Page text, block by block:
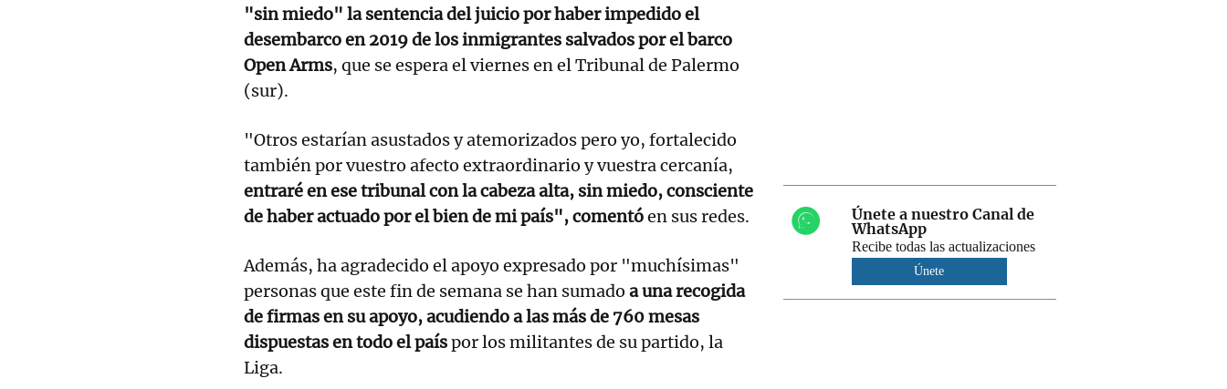
"sin miedo" la sentencia del juicio por haber impedido el
desembarco en 2019 de los inmigrantes salvados por el barco
Open Arms, que se espera el viernes en el Tribunal de Palermo
(sur).
"Otros estarían asustados y atemorizados pero yo, fortalecido
también por vuestro afecto extraordinario y vuestra cercanía,
entraré en ese tribunal con la cabeza alta, sin miedo, consciente
de haber actuado por el bien de mi país", comentóen sus redes.
Además, ha agradecido el apoyo expresado por "muchísimas"
personas que este fin de semana se han sumado a una recogida
de firmas en su apoyo, acudiendo a las más de 760 mesas
dispuestas en todo el paíspor los militantes de su partido, la
Liga.
Únete a nuestro Canal de
WhatsApp
Recibe todas las actualizaciones
Únete